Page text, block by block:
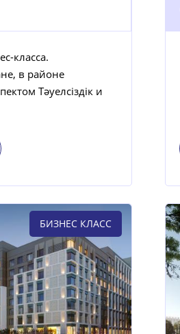
класса.
в районе
Тәуелсіздік и
БИЗНЕС КЛАСС